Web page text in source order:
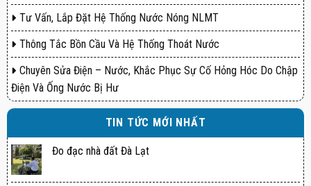
Tư Vấn, Lắp Đặt Hệ Thống Nước Nóng NLMT
Thông Tắc Bồn Cầu Và Hệ Thống Thoát Nước
Chuyên Sửa Điện – Nước, Khắc Phục Sự Cố Hỏng Hóc Do Chập
Điện Và Ống Nước Bị Hư
TIN TỨC MỚI NHẤT
Đo đạc nhà đất Đà Lạt